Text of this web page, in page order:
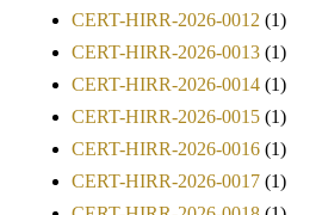
CERT-HIRR-2026-0012 (1)
CERT-HIRR-2026-0013 (1)
CERT-HIRR-2026-0014 (1)
CERT-HIRR-2026-0015 (1)
CERT-HIRR-2026-0016 (1)
CERT-HIRR-2026-0017 (1)